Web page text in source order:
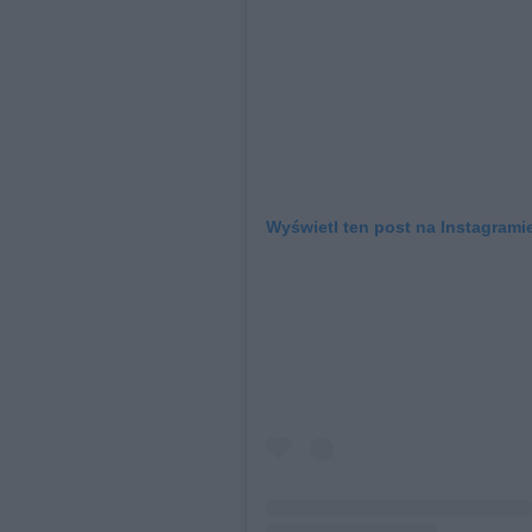
Wyświetl ten post na